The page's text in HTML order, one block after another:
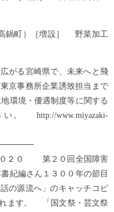
鍋町）［増設］ 野菜加工
がる宮崎県で、未来へと飛
京事務所企業誘致担当まで
環境・優遇制度等に関する
。 http://www.miyazaki-
０２０ 第２０回全国障害
編さん１３００年の節目
の源流へ」のキャッチコピ
れます。 「国文祭・芸文祭